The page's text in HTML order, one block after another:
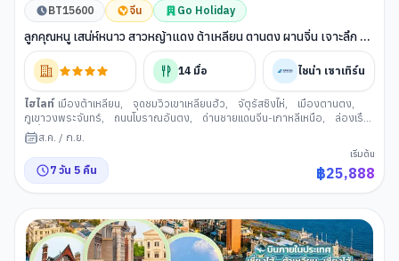
BT15600 จีน Go Holiday
ลูกคุณหนู เสน่ห์หนาว สาวหญ้าแดง ต้าเหลียน ตานตง ผานจิ่น เจาะลึก 3
นคร เหลียวหนิง 7 วัน 5 คืน โดย สายการบิน ไชน่า เซาเทิร์น
14 มื้อ ไชน่า เซาเทิร์น
ไฮไลท์ เมืองต้าเหลียน, จุดชมวิวเขาเหลียนฮัว, จัตุรัสซิงไห่, เมืองตานตง,
ภูเขาวงพระจันทร์, ถนนโบราณอันตง, ด่านชายแดนจีน-เกาหลีเหนือ,
ล่องเรือ
แม่น้ำยาลู , วัดต้ากูซาน
เวนิสจำลอง
ย่านตงกั่ง +
เวนิสจ าลอง
ส.ค. / ก.ย.
7 วัน 5 คืน
เริ่มต้น
฿25,888